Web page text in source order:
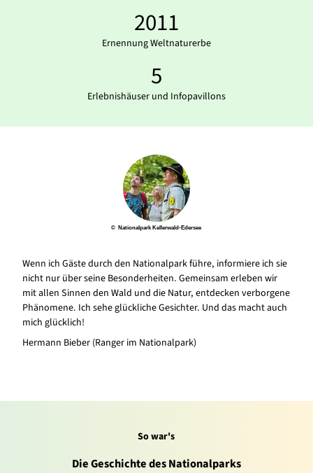
2011
Ernennung Weltnaturerbe
5
Erlebnishäuser und Infopavillons
© Nationalpark Kellerwald-Edersee
Wenn ich Gäste durch den Nationalpark führe, informiere ich sie
nicht nur über seine Besonderheiten. Gemeinsam erleben wir
mit allen Sinnen den Wald und die Natur, entdecken verborgene
Phänomene. Ich sehe glückliche Gesichter. Und das macht auch
mich glücklich!
Hermann Bieber (Ranger im Nationalpark)
So war's
Die Geschichte des Nationalparks